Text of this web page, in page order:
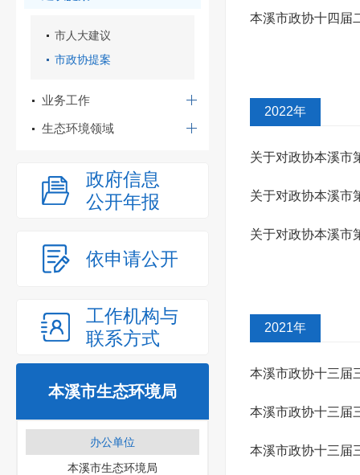
市人大建议
市政协提案
业务工作
生态环境领域
政府信息
公开年报
依申请公开
工作机构与
联系方式
本溪市生态环境局
办公单位
本溪市生态环境局
本溪市政协十四届
2022年
关于对政协本溪市
关于对政协本溪市
关于对政协本溪市
2021年
本溪市政协十三届
本溪市政协十三届
本溪市政协十三届